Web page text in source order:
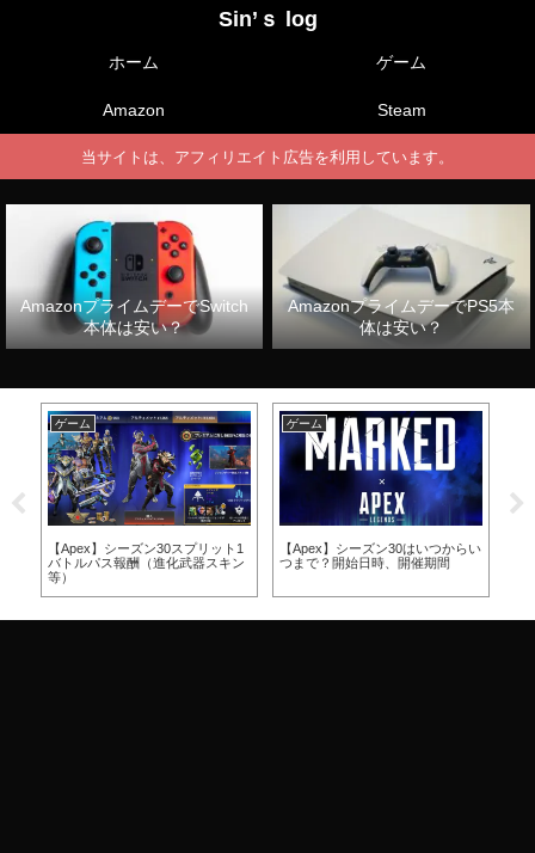
Sin’ｓ log
ホーム ゲーム
Amazon Steam
当サイトは、アフィリエイト広告を利用しています。
AmazonプライムデーでSwitch
本体は安い？
AmazonプライムデーでPS5本
体は安い？
ゲーム
【Apex】シーズン30スプリット1
バトルパス報酬（進化武器スキン
等）
ゲーム
【Apex】シーズン30はいつからい
つまで？開始日時、開催期間